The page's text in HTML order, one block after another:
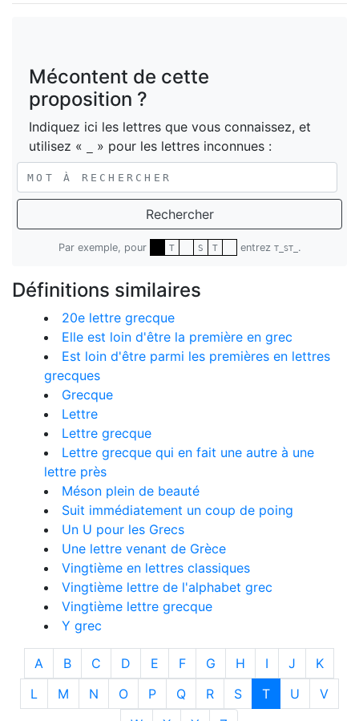
Mécontent de cette
proposition ?
Indiquez ici les lettres que vous connaissez, et
utilisez «
» pour les lettres inconnues :
Rechercher
Par exemple, pour T S T entrez T_ST_ .
Définitions similaires
20e lettre grecque
Elle est loin d'être la première en grec
Est loin d'être parmi les premières en lettres
grecques
Grecque
Lettre
Lettre grecque
Lettre grecque qui en fait une autre à une
lettre près
Méson plein de beauté
Suit immédiatement un coup de poing
Un U pour les Grecs
Une lettre venant de Grèce
Vingtième en lettres classiques
Vingtième lettre de l'alphabet grec
Vingtième lettre grecque
Y grec
A B C D E F G H I J
K
L
M N O P Q R S T U
V